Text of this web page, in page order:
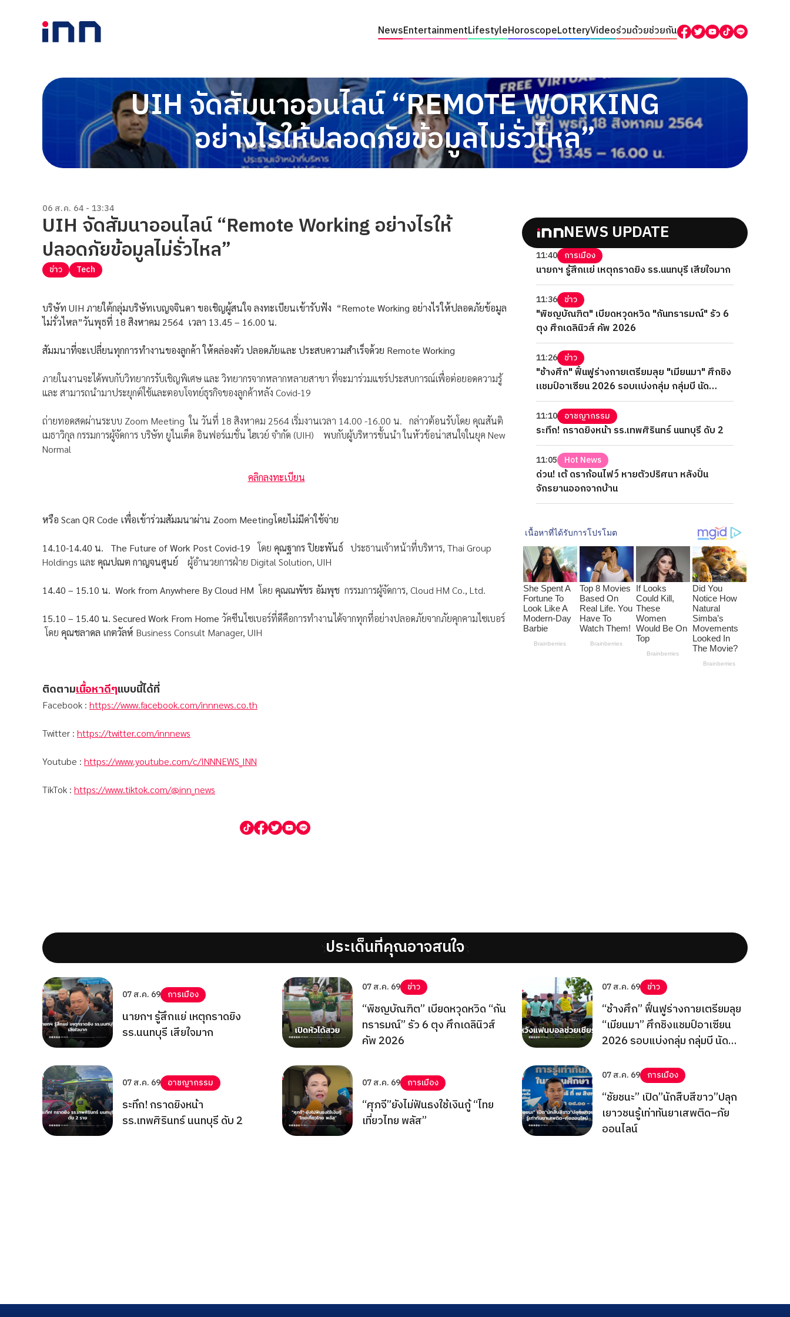
NewsEntertainmentLifestyleHoroscopeLotteryVideoร่วมด้วยช่วยกัน
UIH จัดสัมนาออนไลน์ “REMOTE WORKING
อย่างไรให้ปลอดภัยข้อมูลไม่รั่วไหล”
06 ส.ค. 64 - 13:34
UIH จัดสัมนาออนไลน์ “Remote Working อย่างไรให้
ปลอดภัยข้อมูลไม่รั่วไหล”
ข่าว Tech
บริษัท UIH ภายใต้กลุ่มบริษัทเบญจจินดา ขอเชิญผู้สนใจ ลงทะเบียนเข้ารับฟัง “Remote Working อย่างไรให้ปลอดภัยข้อมูล
ไม่รั่วไหล”วันพุธที่ 18 สิงหาคม 2564 เวลา 13.45 – 16.00 น.
สัมมนาที่จะเปลี่ยนทุกการทำงานของลูกค้า ให้คล่องตัว ปลอดภัยและ ประสบความสำเร็จด้วย Remote Working
ภายในงานจะได้พบกับวิทยากรรับเชิญพิเศษ และ วิทยากรจากหลากหลายสาขา ที่จะมาร่วมแชร์ประสบการณ์เพื่อต่อยอดความรู้
และ สามารถนำมาประยุกต์ใช้และตอบโจทย์ธุรกิจของลูกค้าหลัง Covid-19
ถ่ายทอดสดผ่านระบบ Zoom Meeting ใน วันที่ 18 สิงหาคม 2564 เริ่มงานเวลา 14.00 -16.00 น. กล่าวต้อนรับโดย คุณสันติ
เมธาวิกุล กรรมการผู้จัดการ บริษัท ยูไนเต็ด อินฟอร์เมชั่น ไฮเวย์ จำกัด (UIH) พบกับผู้บริหารชั้นนำ ในหัวข้อน่าสนใจในยุค New
Normal
คลิกลงทะเบียน
หรือ Scan QR Code เพื่อเข้าร่วมสัมมนาผ่าน Zoom Meetingโดยไม่มีค่าใช้จ่าย
14.10-14.40 น. The Future of Work Post Covid-19 โดย คุณฐากร ปิยะพันธ์ ประธานเจ้าหน้าที่บริหาร, Thai Group
Holdings และ คุณปณต กาญจนศูนย์ ผู้อำนวยการฝ่าย Digital Solution, UIH
14.40 – 15.10 น. Work from Anywhere By Cloud HM โดย คุณณพัชร อัมพุช กรรมการผู้จัดการ, Cloud HM Co., Ltd.
15.10 – 15.40 น. Secured Work From Home วัคซีนไซเบอร์ที่ดีคือการทำงานได้จากทุกที่อย่างปลอดภัยจากภัยคุกคามไซเบอร์
โดย คุณชลาดล เกตวัลห์ Business Consult Manager, UIH
ติดตามเนื้อหาดีๆแบบนี้ได้ที่
Facebook : https://www.facebook.com/innnews.co.th
Twitter : https://twitter.com/innnews
Youtube : https://www.youtube.com/c/INNNEWS_INN
TikTok : https://www.tiktok.com/@inn_news
NEWS UPDATE
11:40 การเมือง
นายกฯ รู้สึกแย่ เหตุกราดยิง รร.นนทบุรี เสียใจมาก
11:36 ข่าว
"พิชญบัณฑิต" เบียดหวุดหวิด "กันทรารมณ์" รัว 6
ตุง ศึกเดลินิวส์ คัพ 2026
11:26 ข่าว
"ช้างศึก" ฟื้นฟูร่างกายเตรียมลุย "เมียนมา" ศึกชิง
แชมป์อาเซียน 2026 รอบแบ่งกลุ่ม กลุ่มบี นัด
สุดท้าย
11:10 อาชญากรรม
ระทึก! กราดยิงหน้า รร.เทพศิรินทร์ นนทบุรี ดับ 2
11:05 Hot News
ด่วน! เต้ ดราก้อนไฟว์ หายตัวปริศนา หลังปั่น
จักรยานออกจากบ้าน
';ประเด็นที่คุณอาจสนใจ';
07 ส.ค. 69 การเมือง
นายกฯ รู้สึกแย่ เหตุกราดยิง
รร.นนทบุรี เสียใจมาก
07 ส.ค. 69 ข่าว
“พิชญบัณฑิต” เบียดหวุดหวิด “กัน
ทรารมณ์” รัว 6 ตุง ศึกเดลินิวส์
คัพ 2026
07 ส.ค. 69 ข่าว
“ช้างศึก” ฟื้นฟูร่างกายเตรียมลุย
“เมียนมา” ศึกชิงแชมป์อาเซียน
2026 รอบแบ่งกลุ่ม กลุ่มบี นัด
07 ส.ค. 69 อาชญากรรม
ระทึก! กราดยิงหน้า
รร.เทพศิรินทร์ นนทบุรี ดับ 2
07 ส.ค. 69 การเมือง
“ศุภจี”ยังไม่ฟันธงใช้เงินกู้ “ไทย
เที่ยวไทย พลัส”
07 ส.ค. 69 การเมือง
“ชัยชนะ” เปิด”นักสืบสีขาว”ปลุก
เยาวชนรู้เท่าทันยาเสพติด–ภัย
ออนไลน์